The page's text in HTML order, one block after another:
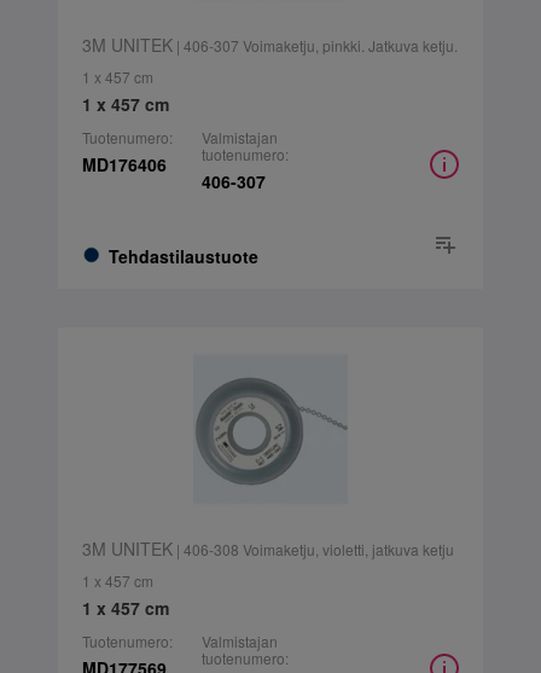
3M UNITEK| 406-307 Voimaketju, pinkki. Jatkuva ketju.
1 x 457 cm
1 x 457 cm
Tuotenumero:
MD176406
Tehdastilaustuote
Valmistajan
tuotenumero:
406-307
3M UNITEK| 406-308 Voimaketju, violetti, jatkuva ketju
1 x 457 cm
1 x 457 cm
Tuotenumero:
MD177569
Valmistajan
tuotenumero: